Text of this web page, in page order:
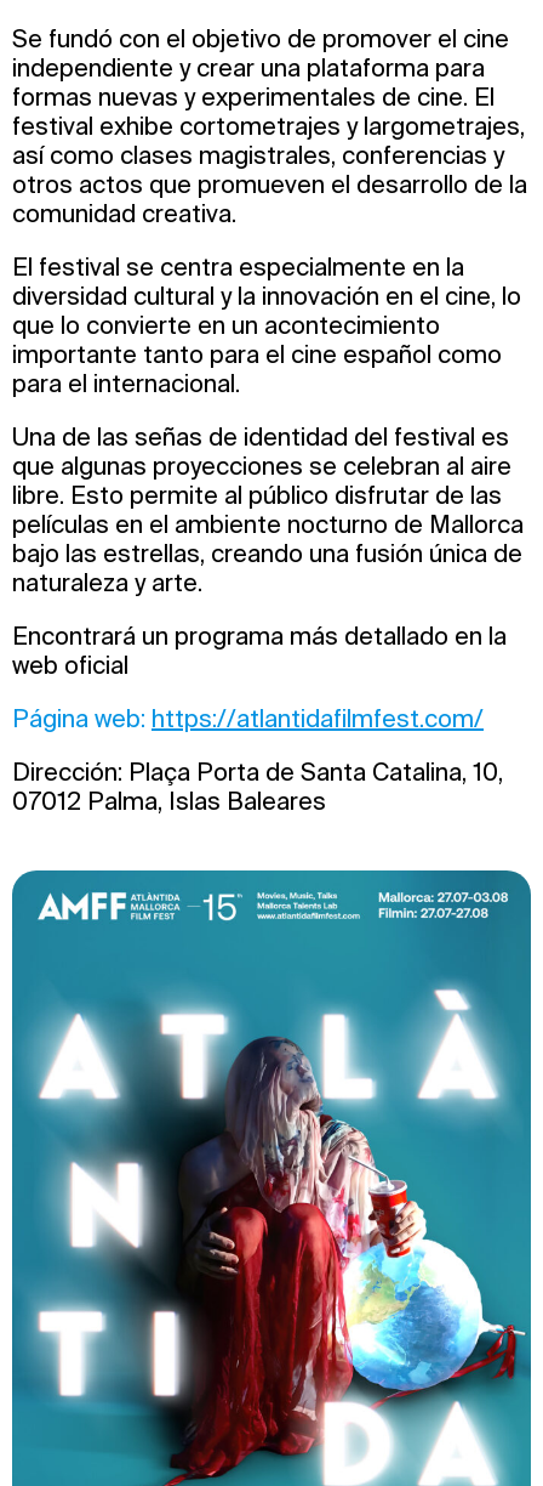
Se fundó con el objetivo de promover el cine
independiente y crear una plataforma para
formas nuevas y experimentales de cine. El
festival exhibe cortometrajes y largometrajes,
así como clases magistrales, conferencias y
otros actos que promueven el desarrollo de la
comunidad creativa.
El festival se centra especialmente en la
diversidad cultural y la innovación en el cine, lo
que lo convierte en un acontecimiento
importante tanto para el cine español como
para el internacional.
Una de las señas de identidad del festival es
que algunas proyecciones se celebran al aire
libre. Esto permite al público disfrutar de las
películas en el ambiente nocturno de Mallorca
bajo las estrellas, creando una fusión única de
naturaleza y arte.
Encontrará un programa más detallado en la
web oficial
Página web: https://atlantidafilmfest.com/
Dirección: Plaça Porta de Santa Catalina, 10,
07012 Palma, Islas Baleares